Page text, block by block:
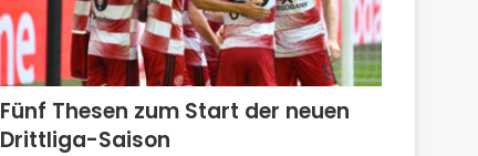
Fünf Thesen zum Start der neuen
Drittliga-Saison